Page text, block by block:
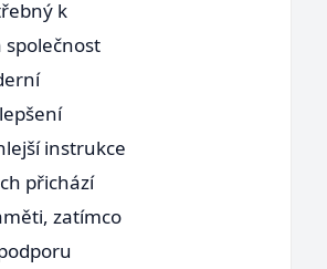
k
instrukce
přichází
zatímco